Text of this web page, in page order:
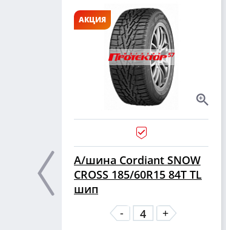
АКЦИЯ
А/шина Cordiant SNOW
CROSS 185/60R15 84T TL
шип
-
+